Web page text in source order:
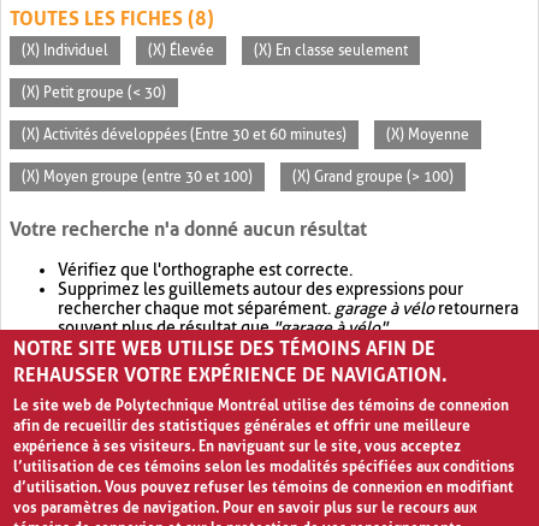
TOUTES LES FICHES (8)
(X) Individuel (X) Élevée (X) En classe seulement
(X) Petit groupe (< 30)
(X) Activités développées (Entre 30 et 60 minutes) (X) Moyenne
(X) Moyen groupe (entre 30 et 100) (X) Grand groupe (> 100)
Votre recherche n'a donné aucun résultat
Vérifiez que l'orthographe est correcte.
Supprimez les guillemets autour des expressions pour
rechercher chaque mot séparément. garage à véloretournera
souvent plus de résultat que"garage à vélo".
Envisagez d'élargir votre recherche avec OR.garage OR vélo
retournera souvent plus de résultat quegarage à vélo
NOTRE SITE WEB UTILISE DES TÉMOINS AFIN DE
REHAUSSER VOTRE EXPÉRIENCE DE NAVIGATION.
Le site web de Polytechnique Montréal utilise des témoins de connexion
afin de recueillir des statistiques générales et offrir une meilleure
expérience à ses visiteurs. En naviguant sur le site, vous acceptez
l’utilisation de ces témoins selon les modalités spécifiées aux conditions
d’utilisation. Vous pouvez refuser les témoins de connexion en modifiant
vos paramètres de navigation. Pour en savoir plus sur le recours aux